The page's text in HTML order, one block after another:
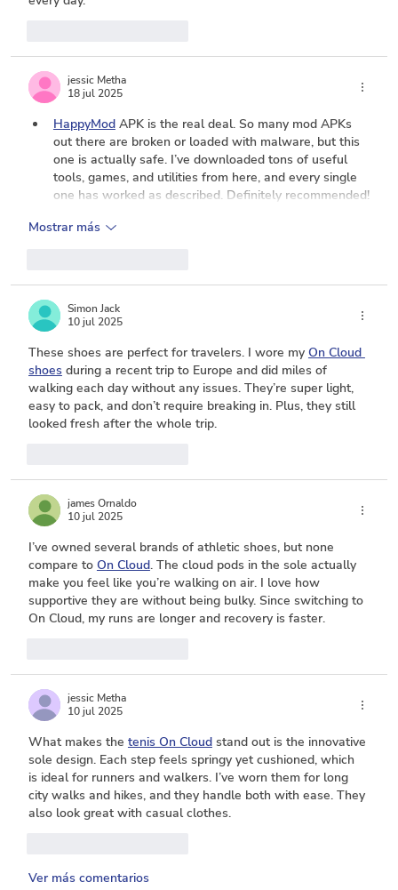
jessic Metha
18 jul 2025
HappyMod APK is the real deal. So many mod APKs
out there are broken or loaded with malware, but this
one is actually safe. I’ve downloaded tons of useful
tools, games, and utilities from here, and every single
one has worked as described. Definitely recommended!
Mostrar más
Simon Jack
10 jul 2025
These shoes are perfect for travelers. I wore my On Cloud
shoes during a recent trip to Europe and did miles of
walking each day without any issues. They’re super light,
easy to pack, and don’t require breaking in. Plus, they still
looked fresh after the whole trip.
james Ornaldo
10 jul 2025
I’ve owned several brands of athletic shoes, but none
compare to On Cloud. The cloud pods in the sole actually
make you feel like you’re walking on air. I love how
supportive they are without being bulky. Since switching to
On Cloud, my runs are longer and recovery is faster.
jessic Metha
10 jul 2025
What makes the tenis On Cloud stand out is the innovative
sole design. Each step feels springy yet cushioned, which
is ideal for runners and walkers. I’ve worn them for long
city walks and hikes, and they handle both with ease. They
also look great with casual clothes.
Ver más comentarios